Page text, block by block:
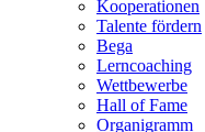
Kooperationen
Talente fördern
Bega
Lerncoaching
Wettbewerbe
Hall of Fame
Organigramm